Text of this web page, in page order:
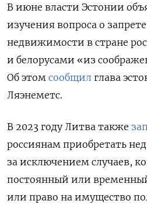
В июне власти Эстонии
изучения вопроса о
недвижимости в стране
и белорусами «из
Об этом сообщил глава
Ляэнеметс.
В 2023 году Литва также
россиянам приобретать
за исключением случаев,
постоянный или
или право на имущество